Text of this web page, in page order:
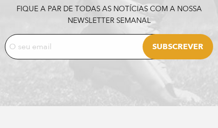
FIQUE A PAR DE TODAS AS NOTÍCIAS COM A NOSSA
NEWSLETTER SEMANAL